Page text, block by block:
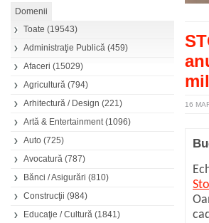
Toate (19543)
Administraţie Publică (459)
Afaceri (15029)
Agricultură (794)
Arhitectură / Design (221)
Artă & Entertainment(1096)
Auto (725)
Avocatură (787)
Bănci / Asigurări (810)
Construcţii (984)
Educaţie / Cultură (1841)
16